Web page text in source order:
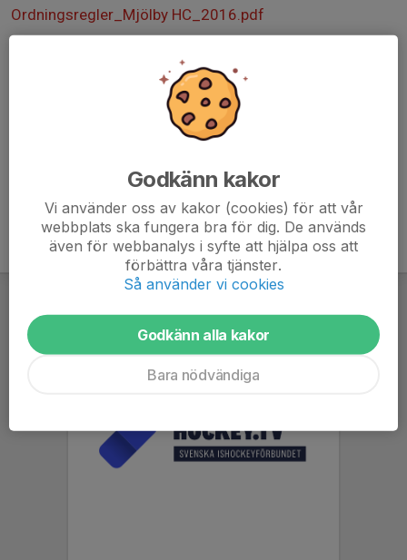
Ordningsregler_Mjölby HC_2016.pdf
Godkänn kakor
Vi använder oss av kakor (cookies) för att vår
webbplats ska fungera bra för dig. De används
även för webbanalys i syfte att hjälpa oss att
förbättra våra tjänster.
Så använder vi cookies
Godkänn alla kakor
Bara nödvändiga